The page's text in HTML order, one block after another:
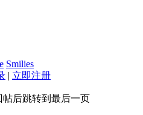
Smilies
| 立即注册
帖后跳转到最后一页